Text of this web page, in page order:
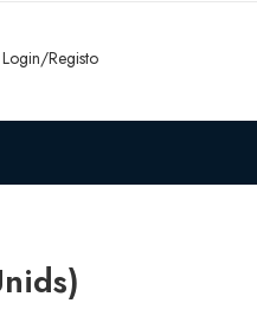
Login/Registo